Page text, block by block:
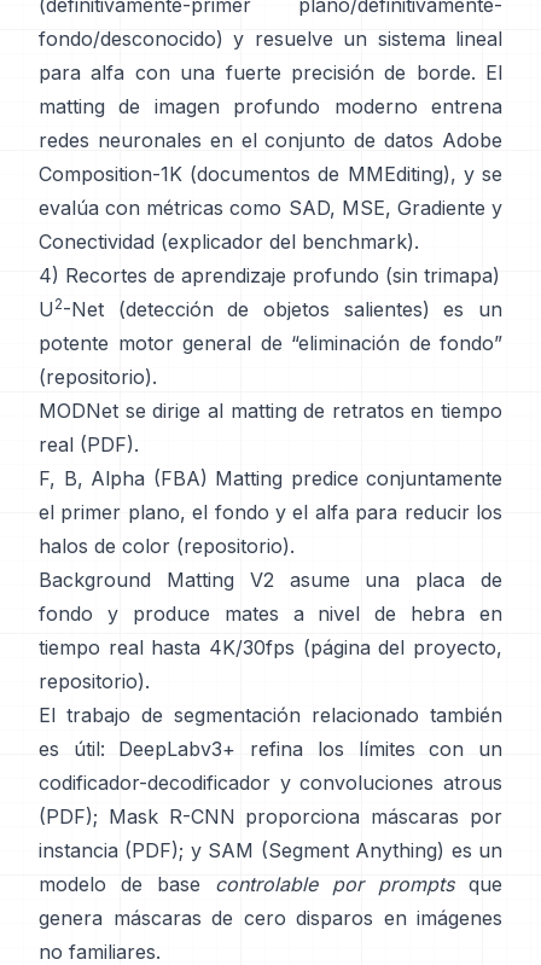
(definitivamente-primer plano/definitivamente-
fondo/desconocido) y resuelve un sistema lineal
para alfa con una fuerte precisión de borde. El
matting de imagen profundo
moderno entrena
redes neuronales en el conjunto de datos Adobe
Composition-1K (documentos de MMEditing), y se
evalúa con métricas como SAD, MSE, Gradiente y
Conectividad (explicador del benchmark).
4) Recortes de aprendizaje profundo (sin trimapa)
U 2-Net (detección de objetos salientes) es un
potente motor general de “eliminación de fondo”
(repositorio).
MODNet se dirige al matting de retratos en tiempo
real (PDF).
F, B, Alpha (FBA) Matting predice conjuntamente
el primer plano, el fondo y el alfa para reducir los
halos de color (repositorio).
Background Matting V2 asume una placa de
fondo y produce mates a nivel de hebra en
tiempo real hasta 4K/30fps (página del proyecto,
repositorio).
El trabajo de segmentación relacionado también
es útil:
DeepLabv3+ refina los límites con un
codificador-decodificador y convoluciones atrous
(PDF); Mask R-CNN proporciona máscaras por
instancia (PDF); y SAM (Segment Anything) es un
modelo de base controlable por promptsque
genera máscaras de cero disparos en imágenes
no familiares.